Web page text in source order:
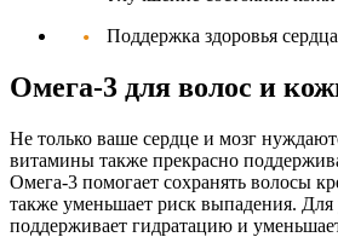
Поддержка здоровья сердца
Омега-3 для волос и
Не только ваше сердце и мозг
витамины также прекрасно
Омега-3 помогает сохранять волосы
также уменьшает риск выпадения. Для
поддерживает гидратацию и